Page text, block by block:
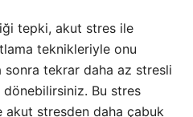
tepki, akut stres ile
teknikleriyle onu
tekrar daha az stresli
Bu stres
akut stresden daha çabuk